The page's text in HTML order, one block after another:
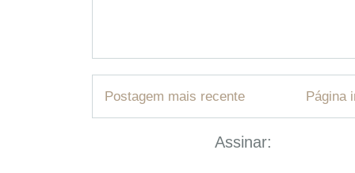
Postagem mais recente Página
Assinar: